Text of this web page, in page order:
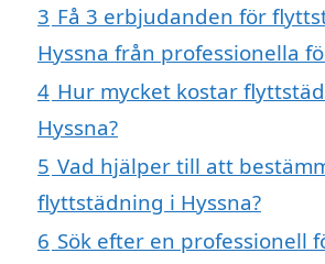
3 Få 3 erbjudanden för
Hyssna från professionella
4 Hur mycket kostar
Hyssna?
5 Vad hjälper till att
flyttstädning i Hyssna?
6 Sök efter en professionell